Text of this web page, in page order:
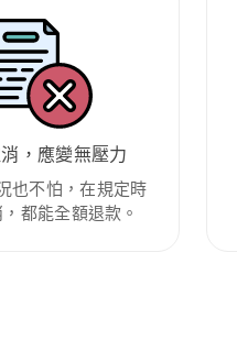
，應變無壓力
也不怕，在規定時
都能全額退款。